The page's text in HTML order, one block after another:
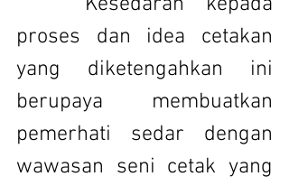
proses dan idea cetakan
yang diketengahkan ini
berupaya membuatkan
pemerhati sedar dengan
wawasan seni cetak yang